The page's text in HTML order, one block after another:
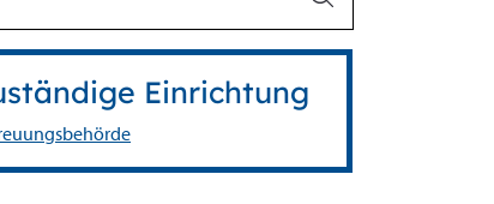
Einrichtung